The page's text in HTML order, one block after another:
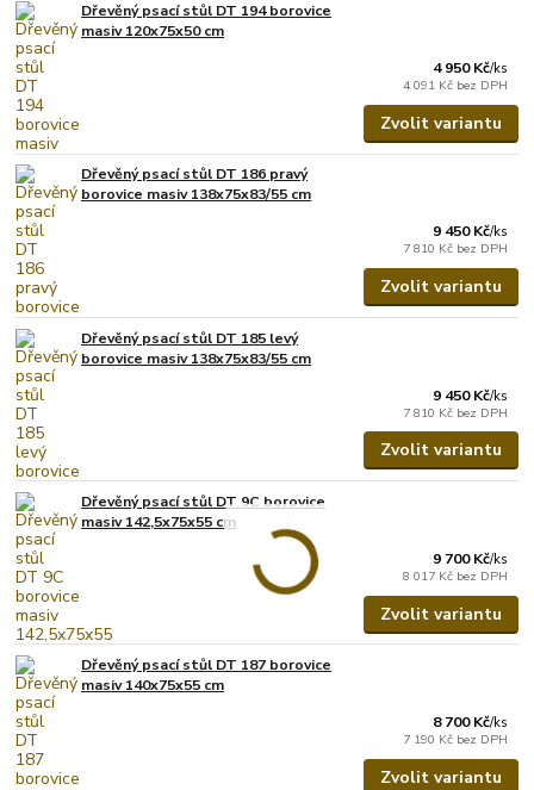
Dřevěný psací stůl DT 194 borovice
masiv 120x75x50 cm
4 950 Kč/ks
4 091 Kč bez DPH
Zvolit variantu
Dřevěný psací stůl DT 186 pravý
borovice masiv 138x75x83/55 cm
9 450 Kč/ks
7 810 Kč bez DPH
Zvolit variantu
Dřevěný psací stůl DT 185 levý
borovice masiv 138x75x83/55 cm
9 450 Kč/ks
7 810 Kč bez DPH
Zvolit variantu
Dřevěný psací stůl DT 9C borovice
masiv 142,5x75x55 cm
9 700 Kč/ks
8 017 Kč bez DPH
Zvolit variantu
Dřevěný psací stůl DT 187 borovice
masiv 140x75x55 cm
8 700 Kč/ks
7 190 Kč bez DPH
Zvolit variantu